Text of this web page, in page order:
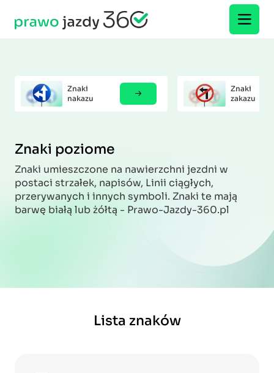
Znaki
nakazu
Znaki
zakazu
Znaki poziome
Znaki umieszczone na nawierzchni jezdni w
postaci strzałek, napisów, Linii ciągłych,
przerywanych i innych symboli. Znaki te mają
barwę białą lub żółtą - Prawo-Jazdy-360.pl
Lista znaków